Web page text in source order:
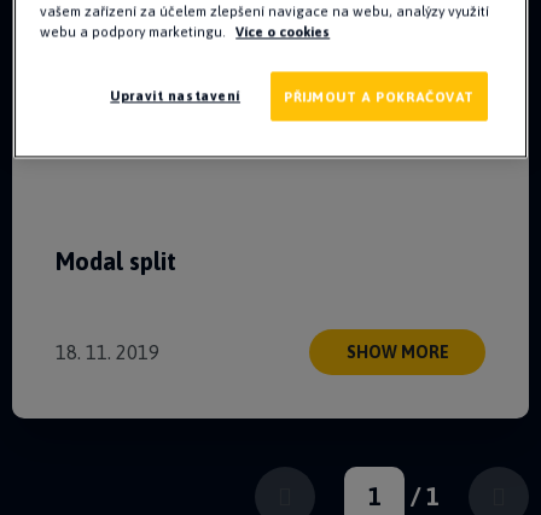
Modal split
18. 11. 2019 SHOW MORE
1 /1
vašem zařízení za účelem zlepšení navigace na webu, analýzy využití
webu a podpory marketingu.
Více o cookies
PŘIJMOUT A POKRAČOVAT
Upravit nastavení